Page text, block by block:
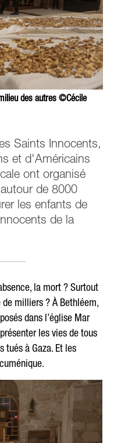
des autres ©Cécile
Saints Innocents,
et d'Américains
ont organisé
de 8000
les enfants de
de la
la mort ? Surtout
milliers ? À Bethléem,
dans l’église Mar
les vies de tous
tués à Gaza. Et les